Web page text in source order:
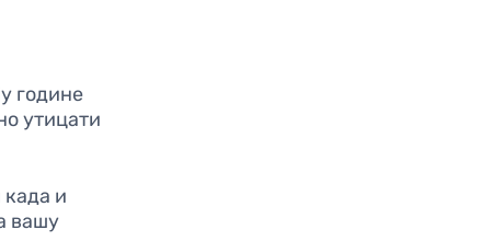
године
утицати
када и
вашу